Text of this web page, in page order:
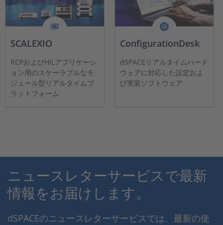
SCALEXIO
RCPおよびHILアプリケーシ
ョン用のスケーラブルなモ
ジュール型リアルタイムプ
ラットフォーム
ConfigurationDesk
dSPACEリアルタイムハード
ウェアに対応した設定およ
び実装ソフトウェア
ニュースレターサービスで最新
情報をお届けします。
dSPACEのニュースレターサービスでは、最新の使